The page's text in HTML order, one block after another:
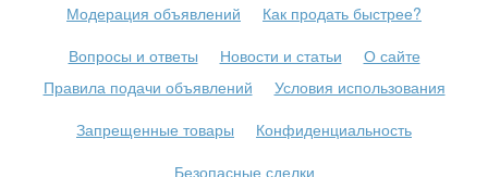
Модерация объявлений
Как продать быстрее?
Вопросы и ответы
Новости и статьи
О сайте
Правила подачи объявлений
Условия использования
Запрещенные товары
Конфиденциальность
Безопасные сделки